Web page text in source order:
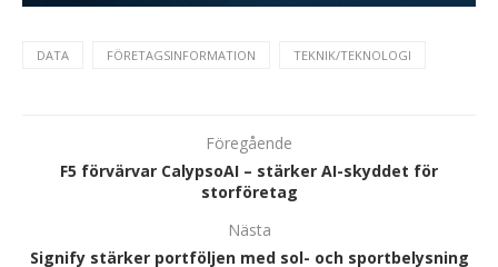
DATA FÖRETAGSINFORMATION TEKNIK/TEKNOLOGI
Föregående
F5 förvärvar CalypsoAI – stärker AI-skyddet för
storföretag
Nästa
Signify stärker portföljen med sol- och sportbelysning